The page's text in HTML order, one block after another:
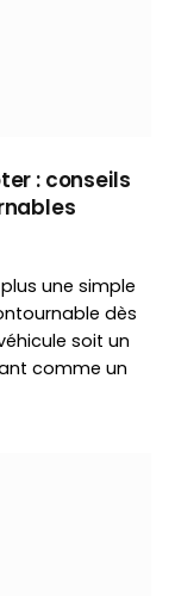
: conseils
une simple
dès
soit un
comme un